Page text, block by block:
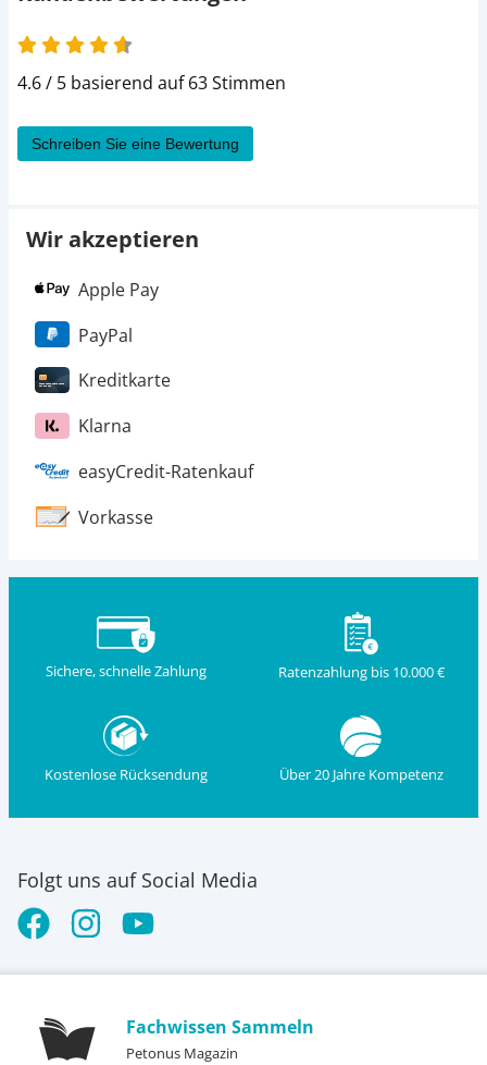
4.6 von 5
4.6 / 5 basierend auf 63 Stimmen
Schreiben Sie eine Bewertung
Wir akzeptieren
Apple Pay
PayPal
Kreditkarte
Klarna
easyCredit-Ratenkauf
Vorkasse
Sichere, schnelle Zahlung Ratenzahlung bis 10.000 €
Kostenlose Rücksendung Über 20 Jahre Kompetenz
Folgt uns auf Social Media
Fachwissen Sammeln
Petonus Magazin